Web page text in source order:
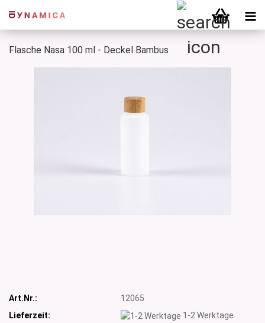
Flasche Nasa 100 ml - Deckel Bambus
Art.Nr.:
12065
Lieferzeit:
1-2 Werktage